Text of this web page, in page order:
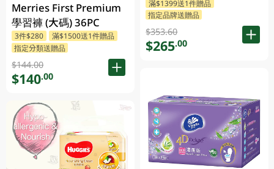
Merries First Premium
學習褲 (大碼) 36PC
3件$280
滿$1500送1件贈品
指定分類送贈品
$144.00
$140.00
滿$1399送1件贈品
指定品牌送贈品
$353.60
$265.00